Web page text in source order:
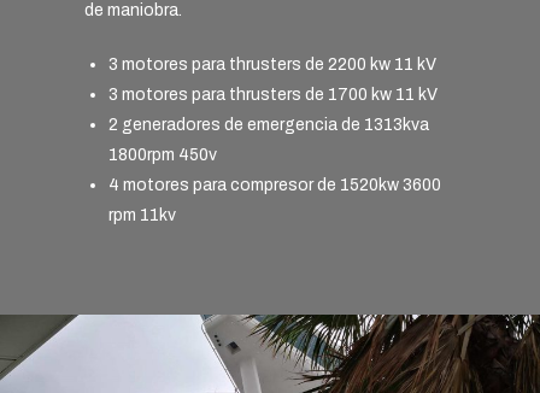
de maniobra.
3 motores para thrusters de 2200 kw 11 kV
3 motores para thrusters de 1700 kw 11 kV
2 generadores de emergencia de 1313kva
1800rpm 450v
4 motores para compresor de 1520kw 3600
rpm 11kv